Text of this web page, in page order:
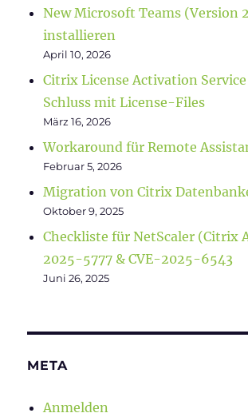
New Microsoft Teams (Version
installieren
April 10, 2026
Citrix License Activation
Schluss mit License-Files
März 16, 2026
Workaround für Remote
Februar 5, 2026
Migration von Citrix
Oktober 9, 2025
Checkliste für NetScaler (Citrix
2025-5777 & CVE-2025-6543
Juni 26, 2025
META
Anmelden